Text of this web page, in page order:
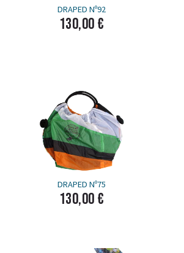
DRAPED Nº92
130,00 €
DRAPED Nº75
130,00 €